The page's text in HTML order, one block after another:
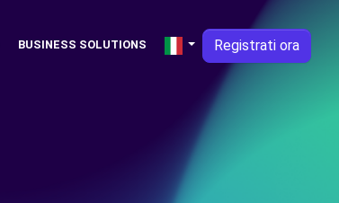
BUSINESS SOLUTIONS Registrati ora